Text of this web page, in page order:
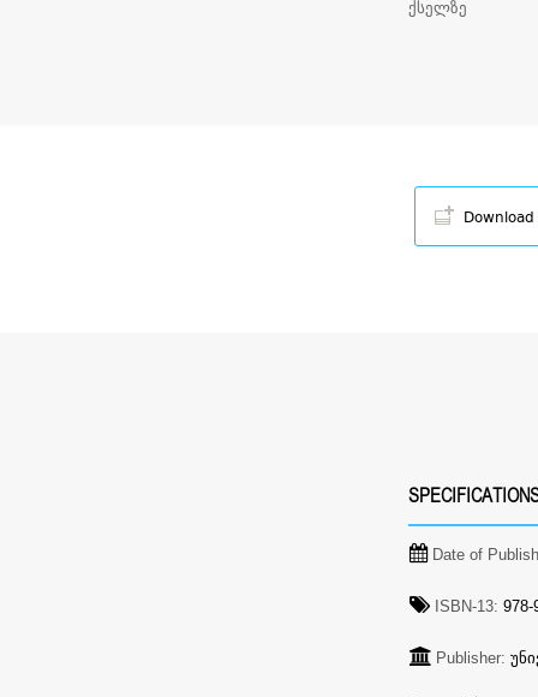
ქსელზე
Download
Date of
ISBN-13: 978-
Publisher: